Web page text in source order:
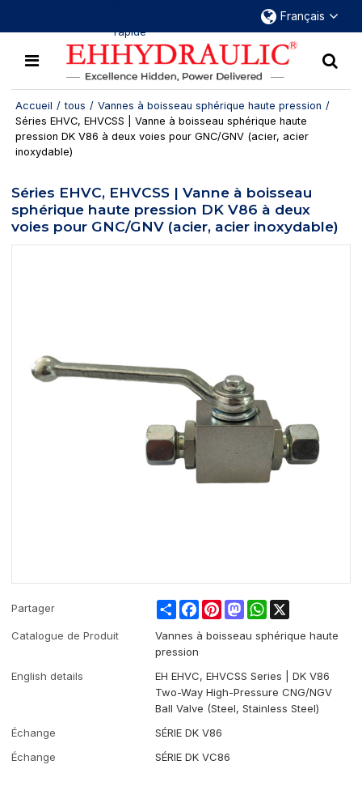
rapide
Français
Accueil / tous / Vannes à boisseau sphérique haute pression /
Séries EHVC, EHVCSS | Vanne à boisseau sphérique haute
pression DK V86 à deux voies pour GNC/GNV (acier, acier
inoxydable)
Séries EHVC, EHVCSS | Vanne à boisseau
sphérique haute pression DK V86 à deux
voies pour GNC/GNV (acier, acier inoxydable)
Partager ShareFacebookPinterestMastodonWhatsApp
Catalogue de Produit
Vannes à boisseau sphérique haute
pression
English details
EH EHVC, EHVCSS Series | DK V86
Two-Way High-Pressure CNG/NGV
Ball Valve (Steel, Stainless Steel)
Échange
SÉRIE DK V86
Échange
SÉRIE DK VC86